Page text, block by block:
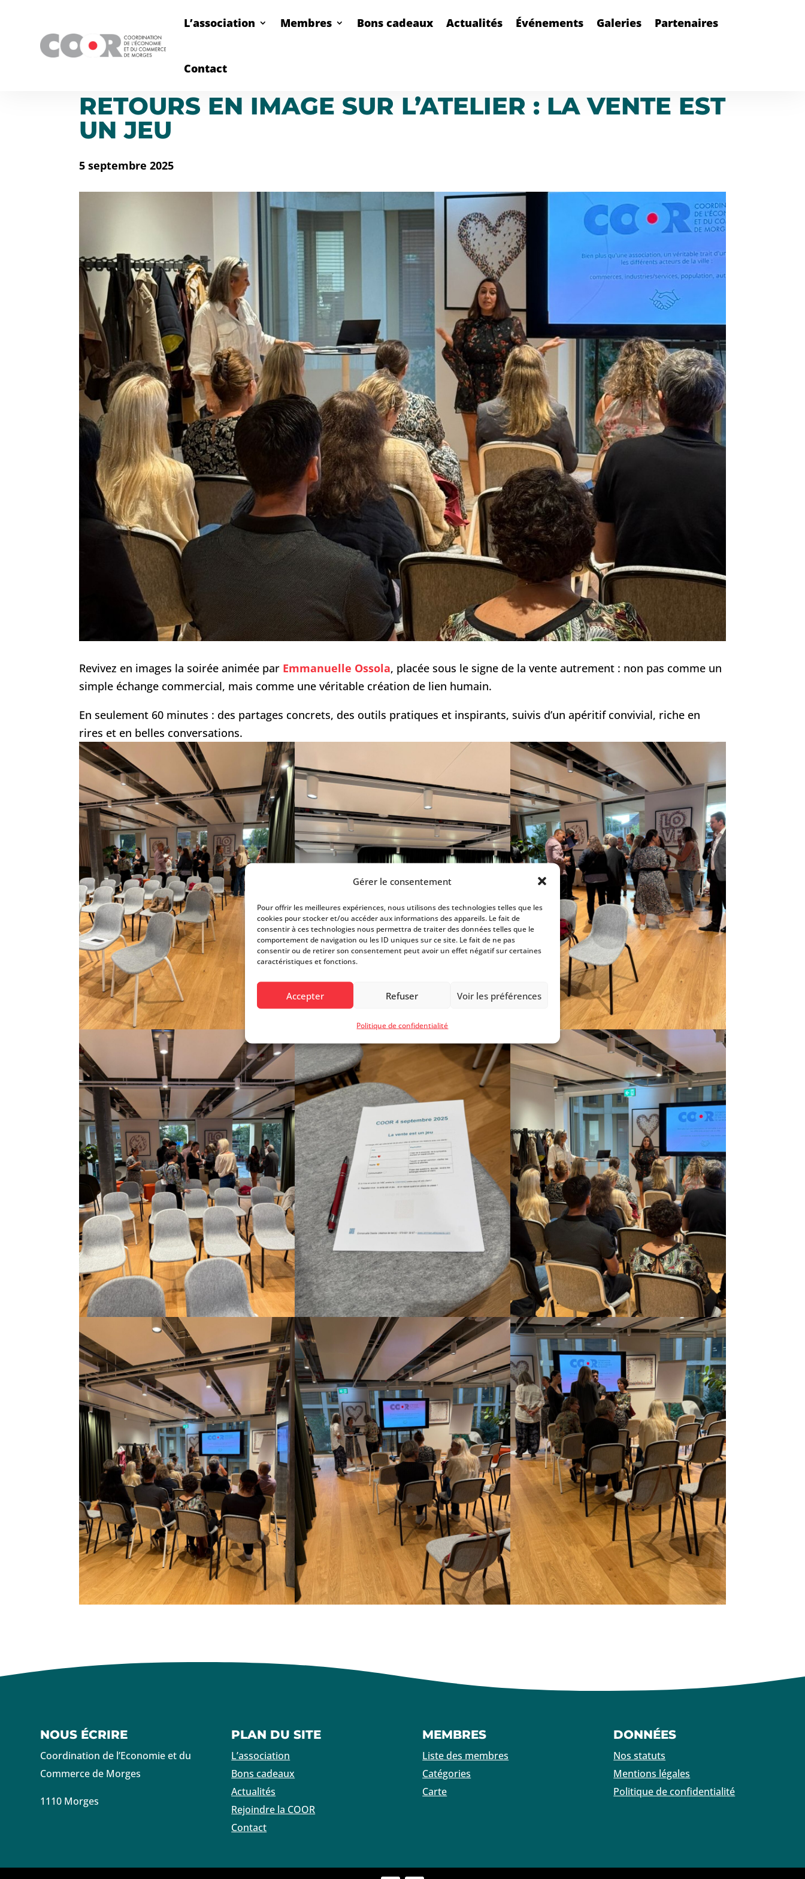
Gérer le consentement
Pour offrir les meilleures expériences, nous utilisons des technologies telles que les
cookies pour stocker et/ou accéder aux informations des appareils. Le fait de
consentir à ces technologies nous permettra de traiter des données telles que le
comportement de navigation ou les ID uniques sur ce site. Le fait de ne pas
consentir ou de retirer son consentement peut avoir un effet négatif sur certaines
caractéristiques et fonctions.
Accepter Refuser Voir les préférences
Politique de confidentialité
L’association Membres Bons cadeaux Actualités Événements Galeries Partenaires
Contact
RETOURS EN IMAGE SUR L’ATELIER : LA VENTE EST
UN JEU
5 septembre 2025
Revivez en images la soirée animée par Emmanuelle Ossola, placée sous le signe de la vente autrement : non pas comme un
simple échange commercial, mais comme une véritable création de lien humain.
En seulement 60 minutes : des partages concrets, des outils pratiques et inspirants, suivis d’un apéritif convivial, riche en
rires et en belles conversations.
NOUS ÉCRIRE
Coordination de l’Economie et du
Commerce de Morges
1110 Morges
PLAN DU SITE
L’association
Bons cadeaux
Actualités
Rejoindre la COOR
Contact
MEMBRES
Liste des membres
Catégories
Carte
DONNÉES
Nos statuts
Mentions légales
Politique de confidentialité